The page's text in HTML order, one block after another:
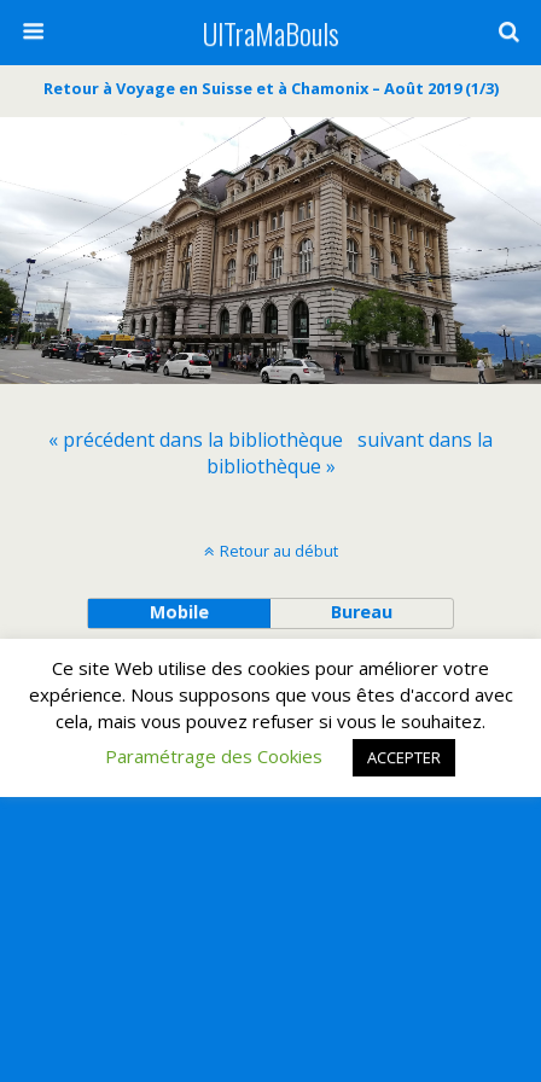
UlTraMaBouls
Retour à Voyage en Suisse et à Chamonix – Août 2019 (1/3)
« précédent dans la bibliothèque suivant dans la
bibliothèque »
Retour au début
Mobile Bureau
Ce site Web utilise des cookies pour améliorer votre
expérience. Nous supposons que vous êtes d'accord avec
cela, mais vous pouvez refuser si vous le souhaitez.
Paramétrage des Cookies
ACCEPTER